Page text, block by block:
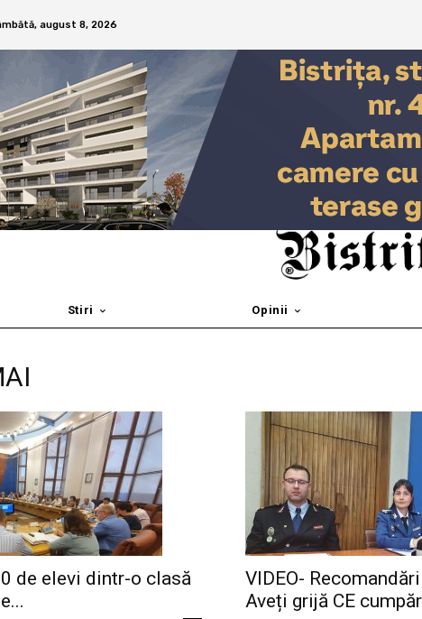
august 8, 2026
Stiri Opinii
de elevi dintr-o clasă
VIDEO-
Aveți grijă CE